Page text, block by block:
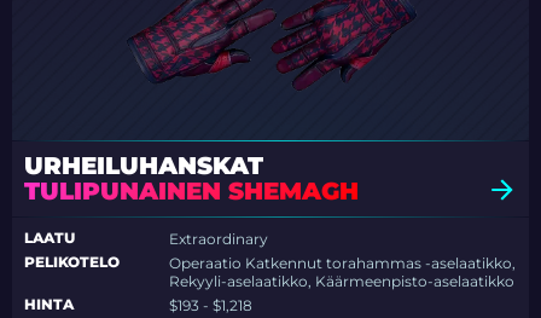
URHEILUHANSKAT
TULIPUNAINEN SHEMAGH
LAATU
Extraordinary
PELIKOTELO
Operaatio Katkennut torahammas -aselaatikko,
Rekyyli-aselaatikko, Käärmeenpisto-aselaatikko
HINTA
$193 - $1,218